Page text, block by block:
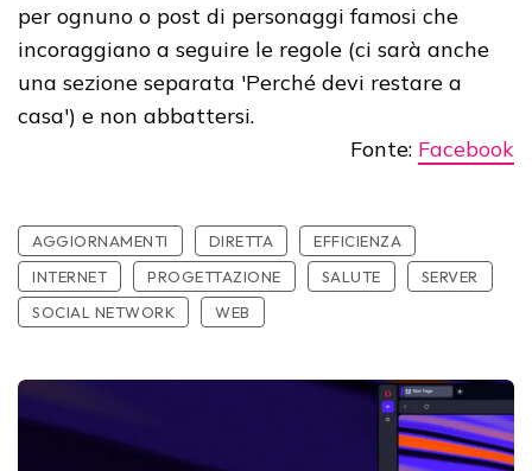
per ognuno o post di personaggi famosi che
incoraggiano a seguire le regole (ci sarà anche
una sezione separata 'Perché devi restare a
casa') e non abbattersi.
Fonte: Facebook
AGGIORNAMENTI DIRETTA
EFFICIENZA
INTERNET
PROGETTAZIONE SALUTE
SERVER
SOCIAL NETWORK
WEB